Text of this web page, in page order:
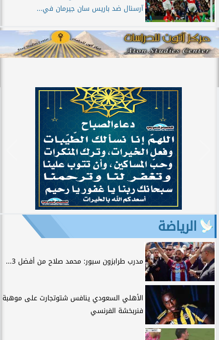
آرسنال ضد باريس سان جيرمان في...
الرياضة
مدرب طرابزون سبور: محمد صلاح من أفضل 3...
الأهلي السعودي ينافس شتوتجارت على موهبة
فنربخشة الفرنسي